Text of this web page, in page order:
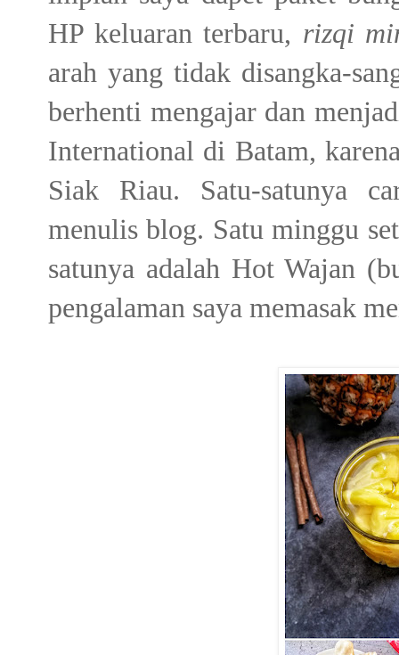
HP keluaran terbaru, rizqi
arah yang tidak disangka-
berhenti mengajar dan
International di Batam,
Siak Riau. Satu-satunya
menulis blog. Satu minggu
satunya adalah Hot Wajan
pengalaman saya memasak